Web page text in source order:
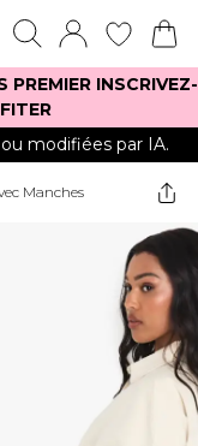
PREMIER INSCRIVEZ-
modifiées par IA.
Manches